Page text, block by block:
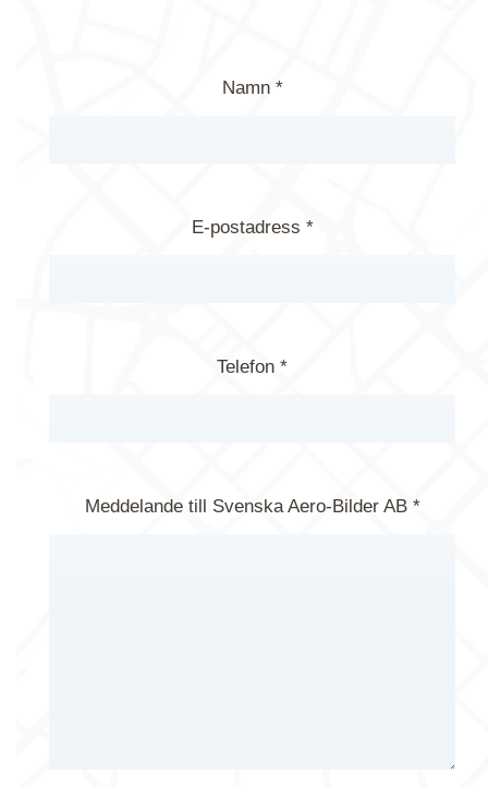
Namn *
E-postadress *
Telefon *
Meddelande till Svenska Aero-Bilder AB *